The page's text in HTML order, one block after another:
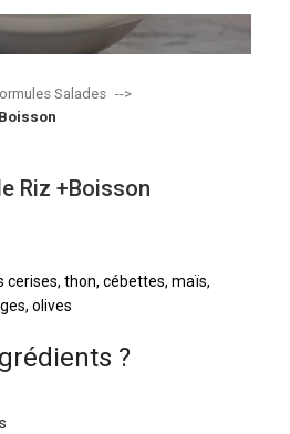
Salades
Riz +Boisson
cerises, thon, cébettes, maïs,
olives
?